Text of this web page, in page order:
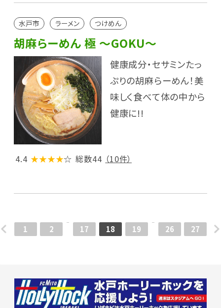
水戸市 ラーメン つけめん
胡麻らーめん 極 ～GOKU～
健康成分・セサミンたっ
ぷりの胡麻らーめん！美
味しく食べて体の中から
健康に!!
4.4 ★★★★☆ 総数44 （10件）
1 2 17 18 19 26 27